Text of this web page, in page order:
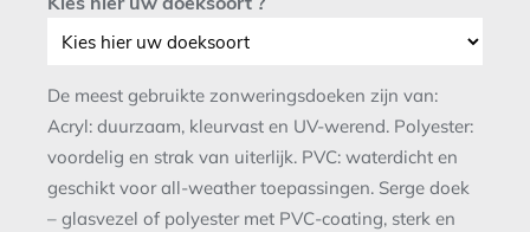
De meest gebruikte zonweringsdoeken zijn van:
Acryl: duurzaam, kleurvast en UV-werend. Polyester:
voordelig en strak van uiterlijk. PVC: waterdicht en
geschikt voor all-weather toepassingen. Serge doek
– glasvezel of polyester met PVC-coating, sterk en